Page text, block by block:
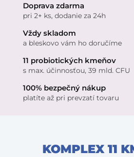
Doprava zdarma
pri 2+ ks, dodanie za 24h
Vždy skladom
a bleskovo vám ho doručíme
11 probiotických kmeňov
s max. účinnosťou, 39 mld. CFU
100% bezpečný nákup
platíte až pri prevzatí tovaru
KOMPLEX 11